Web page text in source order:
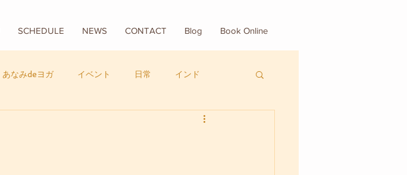
SCHEDULE NEWS CONTACT Blog Book Online
あなみdeヨガ イベント 日常 インド